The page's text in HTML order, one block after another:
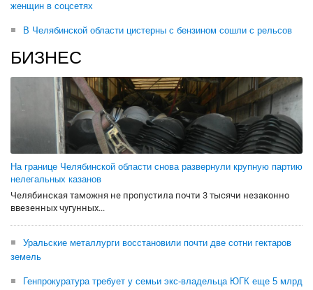
женщин в соцсетях
В Челябинской области цистерны с бензином сошли с рельсов
БИЗНЕС
На границе Челябинской области снова развернули крупную партию
нелегальных казанов
Челябинская таможня не пропустила почти 3 тысячи незаконно
ввезенных чугунных...
Уральские металлурги восстановили почти две сотни гектаров
земель
Генпрокуратура требует у семьи экс-владельца ЮГК еще 5 млрд